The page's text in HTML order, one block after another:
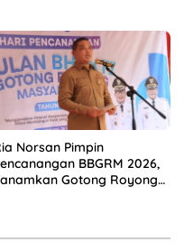
Norsan Pimpin
BBGRM 2026,
Gotong Royong